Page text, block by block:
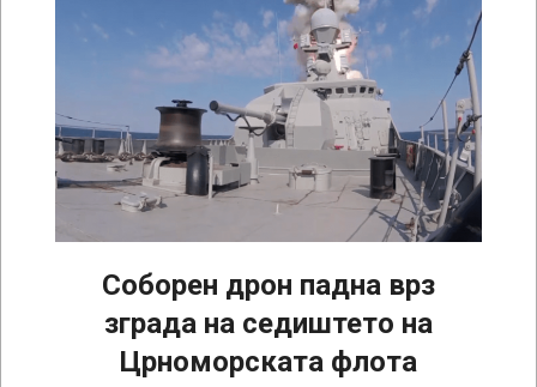
Соборен дрон падна врз
зграда на седиштето на
Црноморската флота